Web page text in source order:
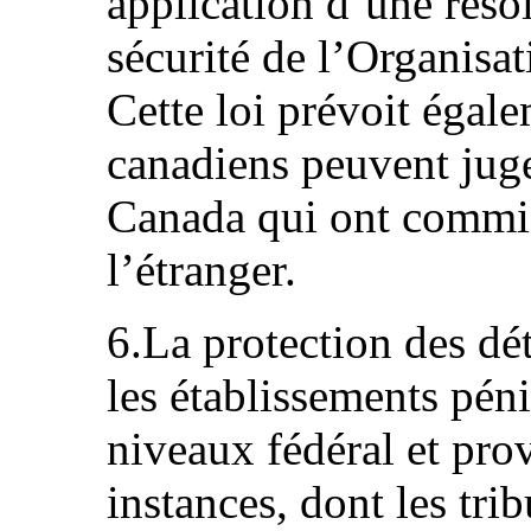
sécurité de
Cette loi prévoit
canadiens peuvent
Canada qui ont
l’étranger.
6.La protection des
les établissements
niveaux fédéral et
instances, dont les